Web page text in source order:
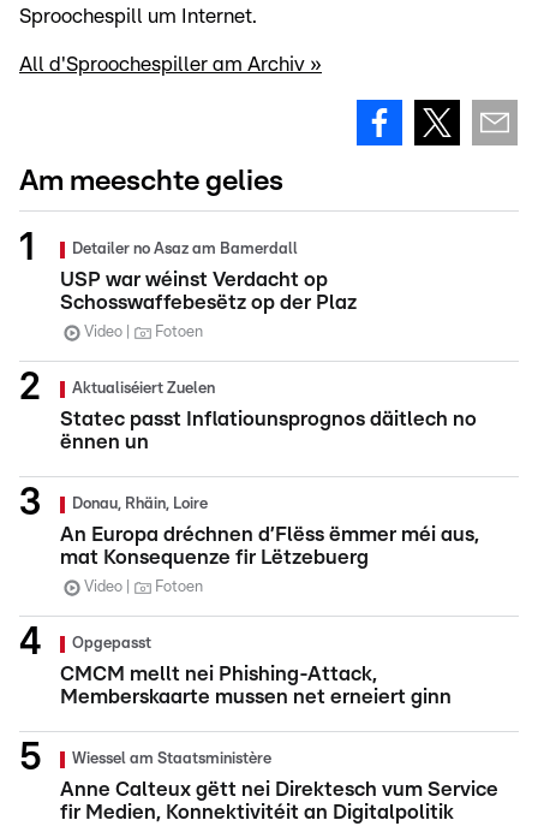
Sproochespill um Internet.
All d'Sproochespiller am Archiv »
Am meeschte gelies
Detailer no Asaz am Bamerdall
USP war wéinst Verdacht op
Schosswaffebesëtz op der Plaz
Video Fotoen
Aktualiséiert Zuelen
Statec passt Inflatiounsprognos däitlech no
ënnen un
Donau, Rhäin, Loire
An Europa dréchnen d’Flëss ëmmer méi aus,
mat Konsequenze fir Lëtzebuerg
Video Fotoen
Opgepasst
CMCM mellt nei Phishing-Attack,
Memberskaarte mussen net erneiert ginn
Wiessel am Staatsministère
Anne Calteux gëtt nei Direktesch vum Service
fir Medien, Konnektivitéit an Digitalpolitik